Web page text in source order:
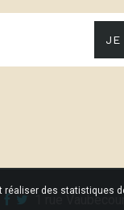
JE
1 rue
réaliser des statistiques